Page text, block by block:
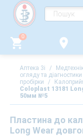
0
Аптека 3i /
огляду та діагностики
пробірки
/
Coloplast 13181
50мм №5
Пластина до
Long Wear